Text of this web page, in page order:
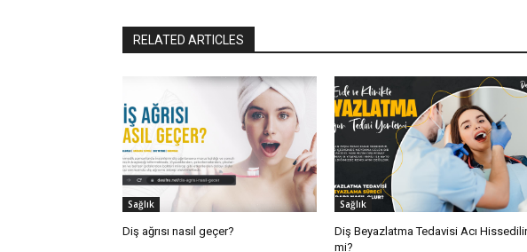
RELATED ARTICLES
Sağlık
Diş ağrısı nasıl geçer?
Sağlık
Diş Beyazlatma Tedavisi Acı Hissedilir
mi?